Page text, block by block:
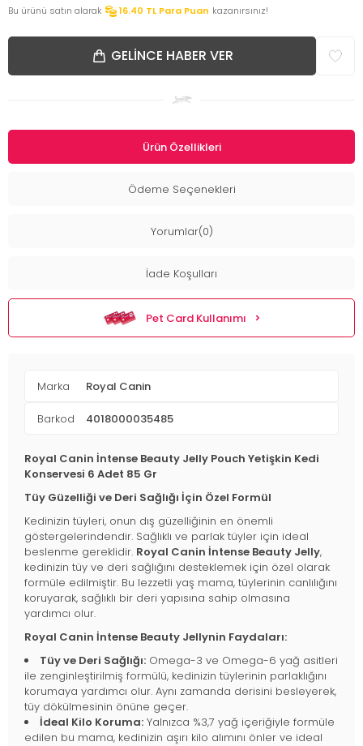
Bu ürünü satın alarak
16.40 TL Para Puan kazanırsınız!
GELINCE HABER VER
Ürün Özellikleri
Ödeme Seçenekleri
Yorumlar(0)
İade Koşulları
Pet Card Kullanımı
Marka Royal Canin
Barkod 4018000035485
Royal Canin İntense Beauty Jelly Pouch Yetişkin Kedi
Konservesi 6 Adet 85 Gr
Tüy Güzelliği ve Deri Sağlığı İçin Özel Formül
Kedinizin tüyleri, onun dış güzelliğinin en önemli
göstergelerindendir. Sağlıklı ve parlak tüyler için ideal
beslenme gereklidir. Royal Canin İntense Beauty Jelly,
kedinizin tüy ve deri sağlığını desteklemek için özel olarak
formüle edilmiştir. Bu lezzetli yaş mama, tüylerinin canlılığını
koruyarak, sağlıklı bir deri yapısına sahip olmasına
yardımcı olur.
Royal Canin İntense Beauty Jellynin Faydaları:
Tüy ve Deri Sağlığı: Omega-3 ve Omega-6 yağ asitleri
ile zenginleştirilmiş formülü, kedinizin tüylerinin parlaklığını
korumaya yardımcı olur. Aynı zamanda derisini besleyerek,
tüy dökülmesinin önüne geçer.
İdeal Kilo Koruma: Yalnızca %3,7 yağ içeriğiyle formüle
edilen bu mama, kedinizin aşırı kilo alımını önler ve ideal